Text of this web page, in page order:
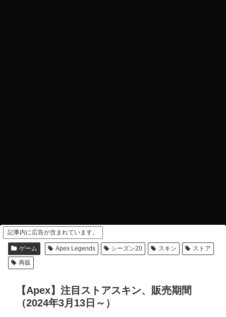
記事内に広告が含まれています。
ゲーム Apex Legends シーズン20 スキン
ストア
再販
【Apex】注目ストアスキン、販売期間
（2024年3月13日～）